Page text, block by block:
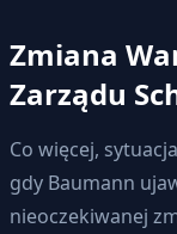
Zmiana
Zarządu
Co więcej,
gdy Baumann
nieoczekiwanej